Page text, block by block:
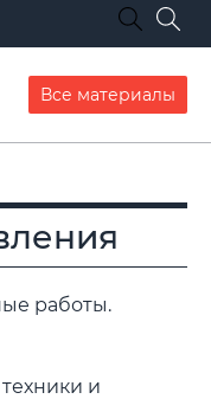
Все материалы
работы.
и